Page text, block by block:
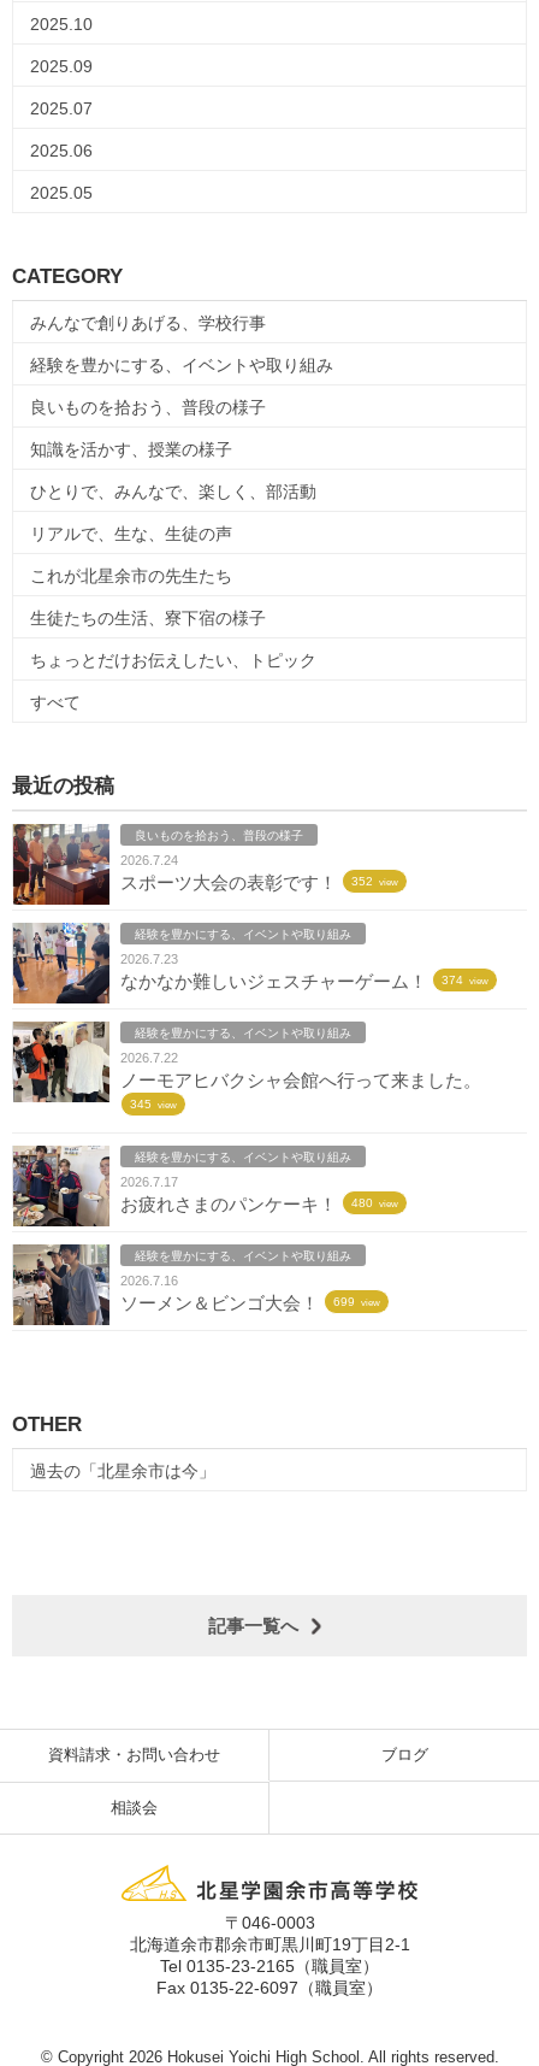
2025.10
2025.09
2025.07
2025.06
2025.05
CATEGORY
みんなで創りあげる、学校行事
経験を豊かにする、イベントや取り組み
良いものを拾おう、普段の様子
知識を活かす、授業の様子
ひとりで、みんなで、楽しく、部活動
リアルで、生な、生徒の声
これが北星余市の先生たち
生徒たちの生活、寮下宿の様子
ちょっとだけお伝えしたい、トピック
すべて
最近の投稿
良いものを拾おう、普段の様子
2026.7.24
スポーツ大会の表彰です！ 352 view
経験を豊かにする、イベントや取り組み
2026.7.23
なかなか難しいジェスチャーゲーム！ 374 view
経験を豊かにする、イベントや取り組み
2026.7.22
ノーモアヒバクシャ会館へ行って来ました。
345 view
経験を豊かにする、イベントや取り組み
2026.7.17
お疲れさまのパンケーキ！ 480 view
経験を豊かにする、イベントや取り組み
2026.7.16
ソーメン＆ビンゴ大会！ 699 view
OTHER
過去の「北星余市は今」
記事一覧へ
資料請求・お問い合わせ ブログ
相談会
〒046-0003
北海道余市郡余市町黒川町19丁目2-1
Tel 0135-23-2165（職員室）
Fax 0135-22-6097（職員室）
© Copyright 2026 Hokusei Yoichi High School. All rights reserved.